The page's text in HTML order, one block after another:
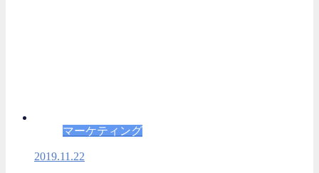
マーケティング
2019.11.22